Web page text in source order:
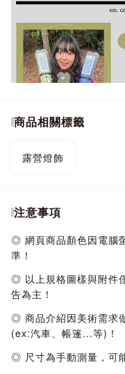
商品相關標籤
露營燈飾
注意事項
◎ 網頁商品顏色因電腦
準！
◎ 以上規格圖樣與附件
告為主！
◎ 商品介紹因美術需求
(ex:汽車、帳篷...等)！
◎ 尺寸為手動測量，可